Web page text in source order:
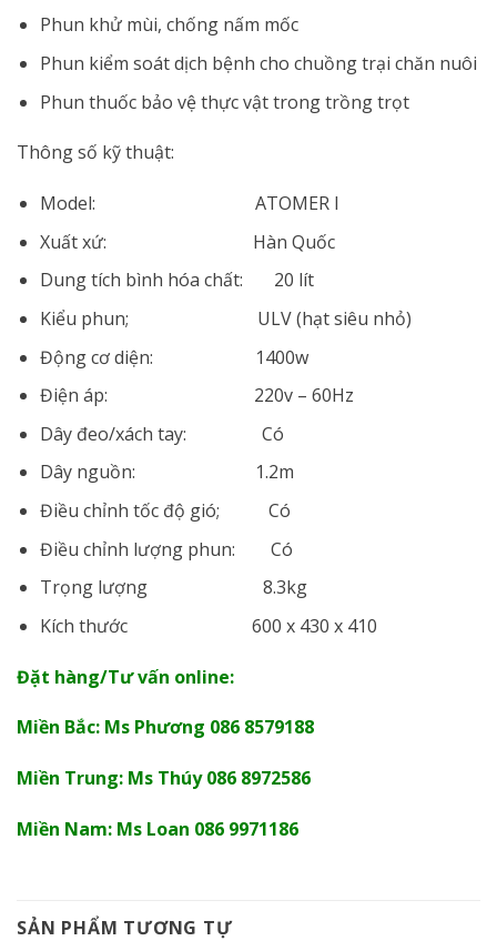
Phun khử mùi, chống nấm mốc
Phun kiểm soát dịch bệnh cho chuồng trại chăn nuôi
Phun thuốc bảo vệ thực vật trong trồng trọt
Thông số kỹ thuật:
Model: ATOMER I
Xuất xứ: Hàn Quốc
Dung tích bình hóa chất: 20 lít
Kiểu phun; ULV (hạt siêu nhỏ)
Động cơ diện: 1400w
Điện áp: 220v – 60Hz
Dây đeo/xách tay: Có
Dây nguồn: 1.2m
Điều chỉnh tốc độ gió; Có
Điều chỉnh lượng phun: Có
Trọng lượng 8.3kg
Kích thước 600 x 430 x 410
Đặt hàng/Tư vấn online:
Miền Bắc: Ms Phương 086 8579188
Miền Trung: Ms Thúy 086 8972586
Miền Nam: Ms Loan 086 9971186
SẢN PHẨM TƯƠNG TỰ